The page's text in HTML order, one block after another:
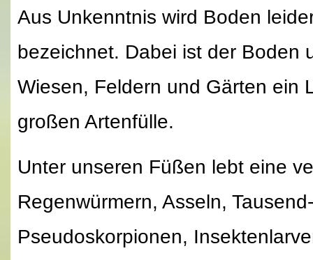
Aus Unkenntnis wird Boden
bezeichnet. Dabei ist der Boden
Wiesen, Feldern und Gärten ein
großen Artenfülle.
Unter unseren Füßen lebt eine
Regenwürmern, Asseln,
Pseudoskorpionen,